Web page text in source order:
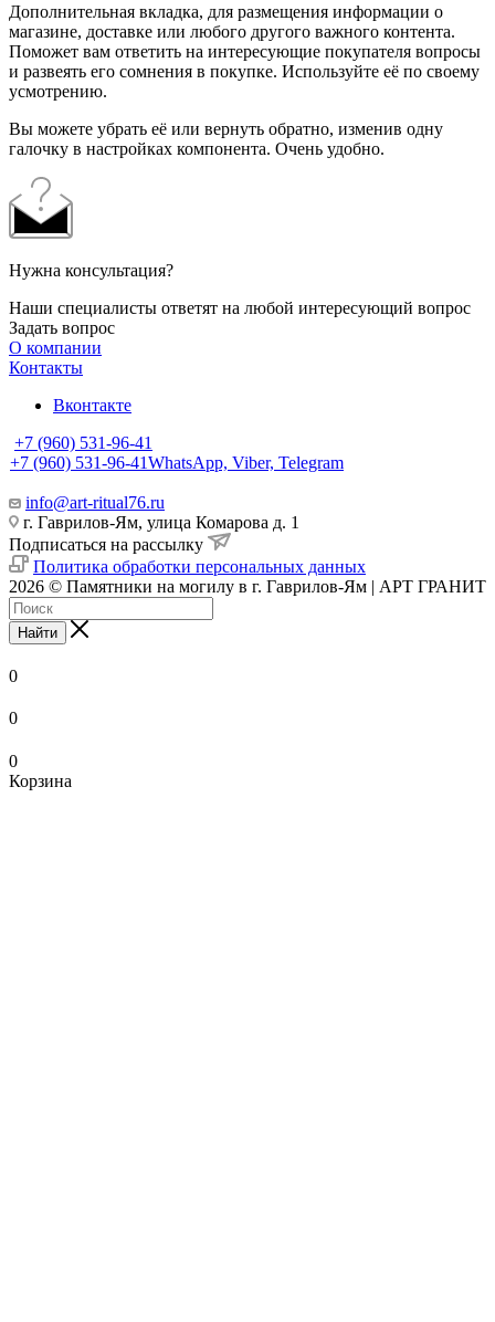
Дополнительная вкладка, для размещения информации о
магазине, доставке или любого другого важного контента.
Поможет вам ответить на интересующие покупателя вопросы
и развеять его сомнения в покупке. Используйте её по своему
усмотрению.
Вы можете убрать её или вернуть обратно, изменив одну
галочку в настройках компонента. Очень удобно.
Нужна консультация?
Наши специалисты ответят на любой интересующий вопрос
Задать вопрос
О компании
Контакты
Вконтакте
+7 (960) 531-96-41
+7 (960) 531-96-41WhatsApp, Viber, Telegram
info@art-ritual76.ru
г. Гаврилов-Ям, улица Комарова д. 1
Подписаться на рассылку
Политика обработки персональных данных
2026 © Памятники на могилу в г. Гаврилов-Ям | АРТ ГРАНИТ
Найти
0
0
0
Корзина